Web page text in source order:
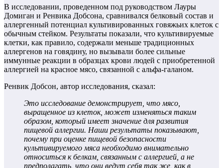
В исследовании, проведенном под руководством Лауры
Домиган и Ренвика Добсона, сравнивался белковый состав и
аллергенный потенциал культивированных говяжьих клеток с
обычным стейком. Результаты показали, что культивируемые
клетки, как правило, содержали меньше традиционных
аллергенов на говядину, но вызывали более сильные
иммунные реакции в образцах крови людей с приобретенной
аллергией на красное мясо, связанной с альфа-галаном.
Ренвик Добсон, автор исследования, сказал:
Это исследование демонстрирует, что мясо,
выращенное из клеток, может изменяться таким
образом, который имеет значение для развития
пищевой аллергии. Наши результаты показывают,
почему при оценке пищевой безопасности
культивируемого мяса необходимо внимательно
относиться к белкам, связанным с аллергией, а не
предполагать, что они ведут себя так же, как в